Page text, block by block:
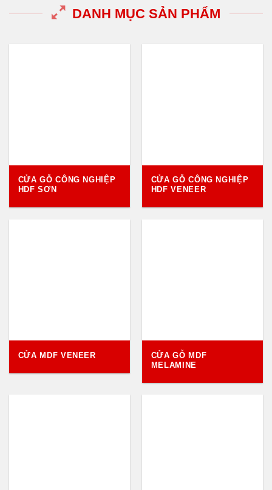
DANH MỤC SẢN PHẨM
CỬA GỖ CÔNG NGHIỆP
HDF SƠN
CỬA GỖ CÔNG NGHIỆP
HDF VENEER
CỬA MDF VENEER
CỬA GỖ MDF
MELAMINE